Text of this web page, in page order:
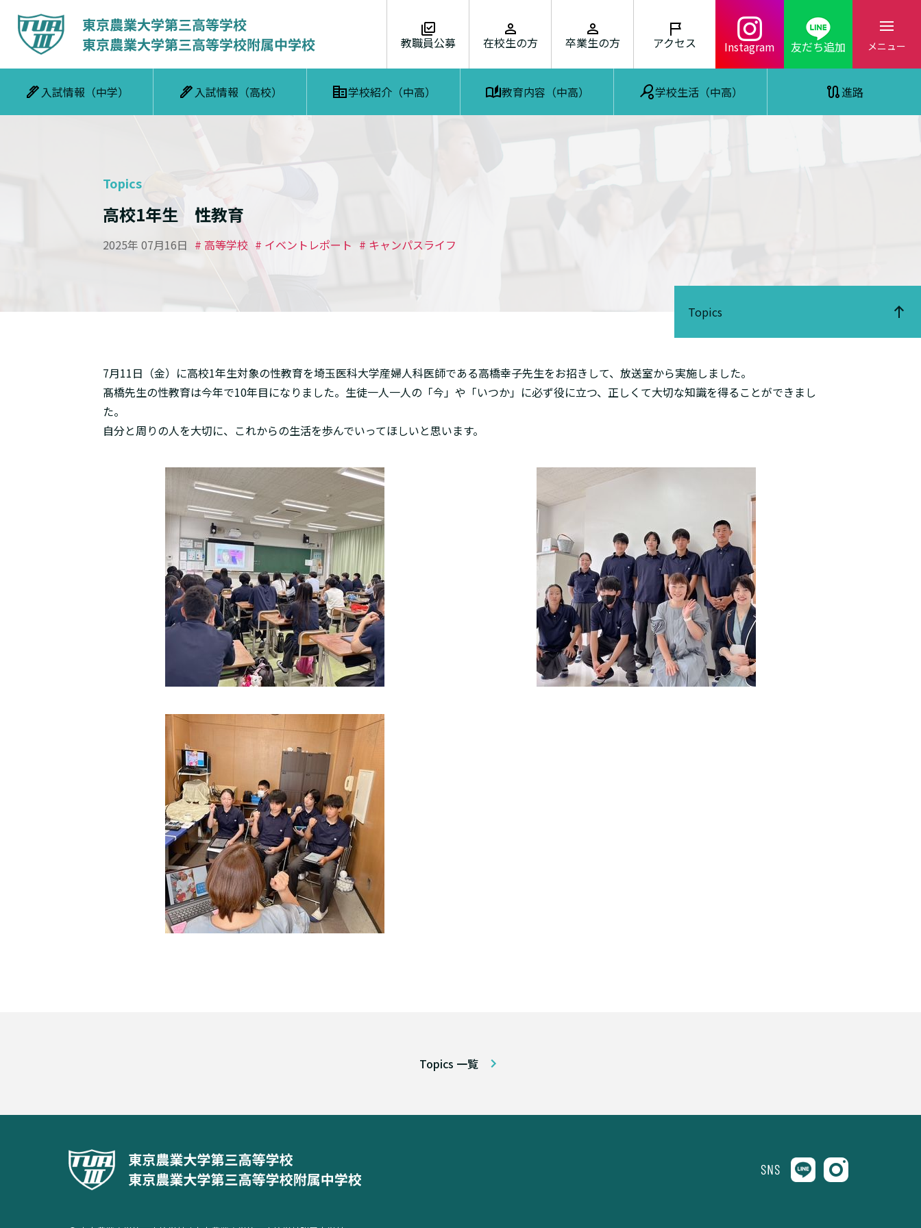
教職員公募 在校生の方 卒業生の方 アクセス Instagram 友だち追加
入試情報（中学） 入試情報（高校） 学校紹介（中高） 教育内容（中高） 学校生活（中高） 進路
メニュー
Topics
高校1年生 性教育
2025年 07月16日 # 高等学校 # イベントレポート # キャンパスライフ
Topics
7月11日（金）に高校1年生対象の性教育を埼玉医科大学産婦人科医師である高橋幸子先生をお招きして、放送室から実施しました。
髙橋先生の性教育は今年で10年目になりました。生徒一人一人の「今」や「いつか」に必ず役に立つ、正しくて大切な知識を得ることができまし
た。
自分と周りの人を大切に、これからの生活を歩んでいってほしいと思います。
Topics 一覧